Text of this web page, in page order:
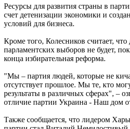
Ресурсы для развития страны в
счет детенизации экономики и
условий для бизнеса.
Кроме того, Колесников считает,
парламентских выборов не будет,
конца избирательная реформа.
"Мы – партия людей, которые не
отсутствует прошлое. Мы те, кто
результаты в различных сферах", –
отличие партии Украина - Наш дом
Также сообщается, что лидером